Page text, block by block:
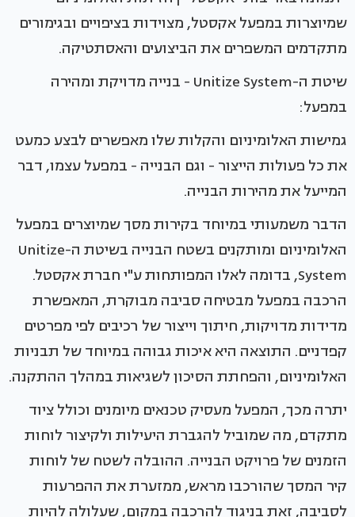
שמיוצרות במפעל אקסטל, מצוידות בציפויים ובגימורים
מתקדמים המשפרים את הביצועים והאסתטיקה.
שיטת ה-Unitize System - בנייה מדויקת ומהירה
במפעל:
גמישות האלומיניום והקלות שלו מאפשרים לבצע כמעט
את כל פעולות הייצור - וגם הבנייה - במפעל עצמו, דבר
המייעל את מהירות הבנייה.
הדבר משמעותי במיוחד בקירות מסך שמיוצרים במפעל
האלומיניום ומותקנים בשטח הבנייה בשיטת ה-Unitize
System, בדומה לאלו המפותחות ע"י חברת אקסטל.
הרכבה במפעל מבטיחה סביבה מבוקרת, המאפשרת
מדידות מדויקות, חיתוך וייצור של רכיבים לפי מפרטים
קפדניים. התוצאה היא איכות גבוהה במיוחד של תבניות
האלומיניום, והפחתת הסיכון לשגיאות במהלך ההתקנה.
יתרה מכך, המפעל מעסיק טכנאים מיומנים וכולל ציוד
מתקדם, מה שמוביל להגברת היעילות ולקיצור לוחות
הזמנים של פרויקט הבנייה. ההובלה לשטח של לוחות
קיר המסך שהורכבו מראש, ממזערת את ההפרעות
לסביבה, זאת בניגוד להרכבה במקום, שעלולה להיות